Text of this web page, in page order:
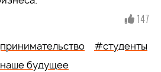
147
#студенты
будущее